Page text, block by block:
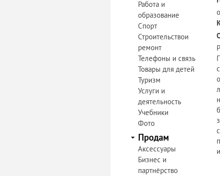
Работа и
образование
Спорт
Строительствои
ремонт
Телефоны и связь
Товары для детей
Туризм
Услуги и
деятельность
Учебники
Фото
Продам
Аксессуары
Бизнес и
партнёрство